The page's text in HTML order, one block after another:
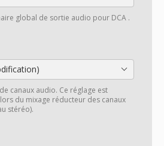
global de sortie audio pour DCA .
canaux audio. Ce réglage est
du mixage réducteur des canaux
stéréo).